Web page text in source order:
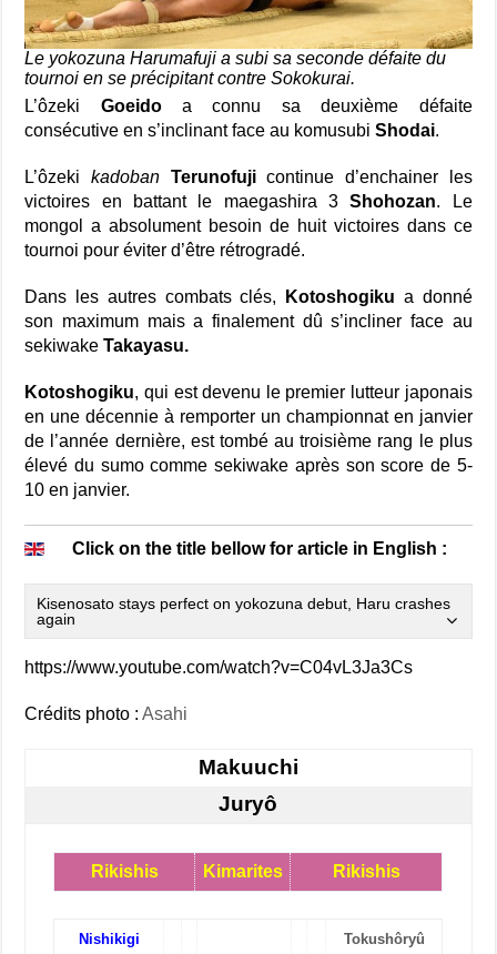
Le yokozuna Harumafuji a subi sa seconde défaite du
tournoi en se précipitant contre Sokokurai.
L’ôzeki Goeidoa connu sa deuxième défaite
consécutive en s’inclinant face au komusubiShodai.
L’ôzeki kadoban Terunofujicontinue d’enchainer les
victoires en battant le maegashira 3Shohozan. Le
mongol a absolument besoin de huit victoires dans ce
tournoi pour éviter d’être rétrogradé.
Dans les autres combats clés, Kotoshogiku a donné
son maximum mais a finalement dû s’incliner face au
sekiwakeTakayasu.
Kotoshogiku, qui est devenu le premier lutteur japonais
en une décennie à remporter un championnat en janvier
de l’année dernière, est tombé au troisième rang le plus
élevé du sumo comme sekiwake après son score de 5-
10 en janvier.
Click on the title bellow for article in English :
Kisenosato stays perfect on yokozuna debut, Haru crashes
again
https://www.youtube.com/watch?v=C04vL3Ja3Cs
Crédits photo :Asahi
Makuuchi
Juryô
Rikishis Kimarites Rikishis
Nishikigi
Tokushôryû